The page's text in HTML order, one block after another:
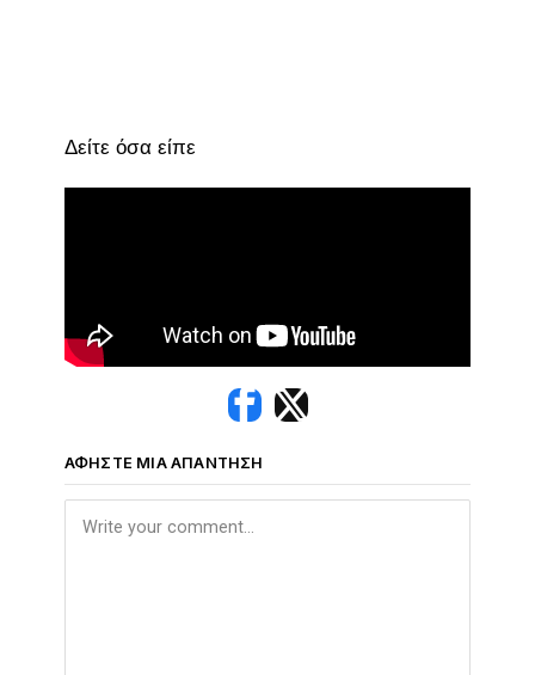
Δείτε όσα είπε
ΑΦΉΣΤΕ ΜΙΑ ΑΠΆΝΤΗΣΗ